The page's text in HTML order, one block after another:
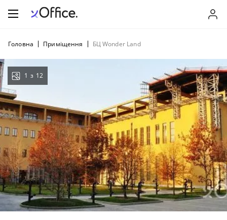
Головна Приміщення БЦ Wonder Land
1 з 12